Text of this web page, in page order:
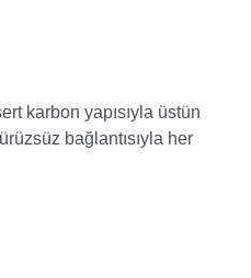
karbon yapısıyla üstün
bağlantısıyla her